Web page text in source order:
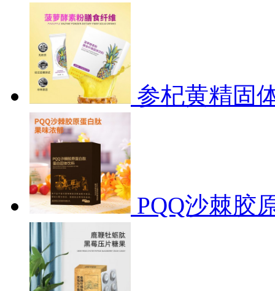
参杞黄精固
PQQ沙棘胶